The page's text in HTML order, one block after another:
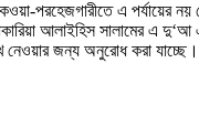
পরহেজগারীতে এ পর্যায়ের
আলাইহিস সালামের এ
নেওয়ার জন্য অনুরোধ করা যাচ্ছে।